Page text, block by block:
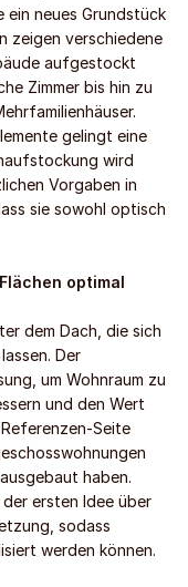
neues Grundstück
zeigen verschiedene
aufgestockt
Zimmer bis hin zu
gelingt eine
wird
Vorgaben in
sie sowohl optisch
optimal
dem Dach, die sich
Der
um Wohnraum zu
und den Wert
Seite
haben.
ersten Idee über
sodass
werden können.